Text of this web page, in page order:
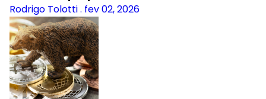
Rodrigo Tolotti. fev 02, 2026